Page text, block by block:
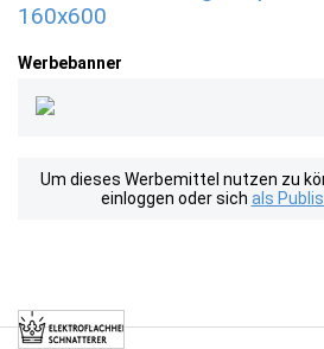
160x600
Werbebanner
Um dieses Werbemittel nutzen zu
einloggen oder sich als